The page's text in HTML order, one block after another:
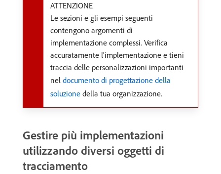
ATTENZIONE
Le sezioni e gli esempi seguenti
contengono argomenti di
implementazione complessi. Verifica
accuratamente l'implementazione e tieni
traccia delle personalizzazioni importanti
nel documento di progettazione della
soluzione della tua organizzazione.
Gestire più implementazioni
utilizzando diversi oggetti di
tracciamento